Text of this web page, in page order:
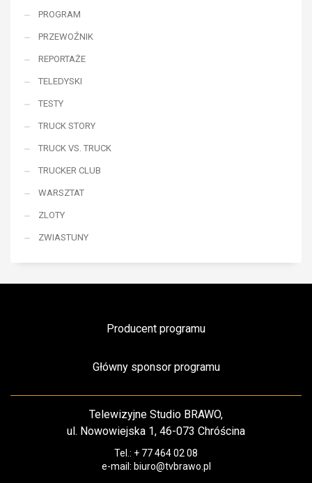
PROGRAM
PRZEWOŹNIK
REPORTAŻE
TELEDYSKI
TESTY
TRUCK STORY
TRUCK VS. TRUCK
TRUCKER CLUB
WARSZTAT
ZLOTY
ZWIASTUNY
Producent programu
Główny sponsor programu
Telewizyjne Studio BRAWO,
ul. Nowowiejska 1, 46-073 Chróścina
Tel.: + 77 464 02 08
e-mail: biuro@tvbrawo.pl